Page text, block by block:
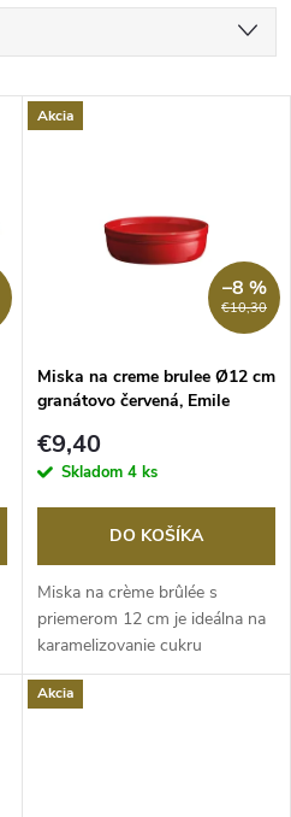
Akcia
€10,30
–8 %
Miska na creme brulee Ø12 cm
granátovo červená, Emile
€9,40
Skladom 4 ks
DO KOŠÍKA
Miska na crème brûlée s
priemerom 12 cm je ideálna na
karamelizovanie cukru
pomocou flambovacej...
Akcia